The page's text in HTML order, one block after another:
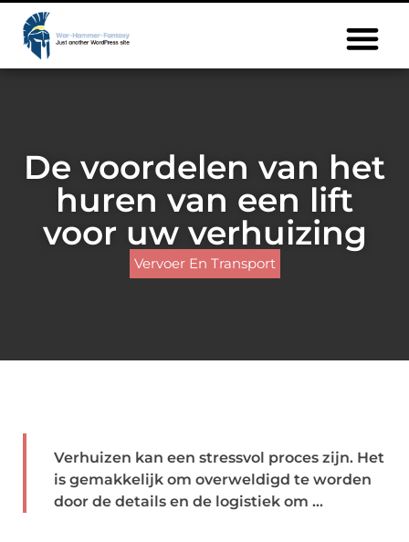
De voordelen van het
huren van een lift
voor uw verhuizing
Vervoer En Transport
Verhuizen kan een stressvol proces zijn. Het
is gemakkelijk om overweldigd te worden
door de details en de logistiek om ...